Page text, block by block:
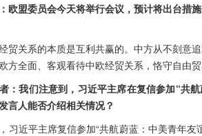
欧盟委员会今天将举行会议，预计将出台措
贸关系的本质是互利共赢的。中方从不刻意
方全面、客观看待中欧经贸关系，恪守自由
：我们注意到，习近平主席在复信参加“共
言人能否介绍相关情况？
习近平主席复信参加“共航蔚蓝：中美青年